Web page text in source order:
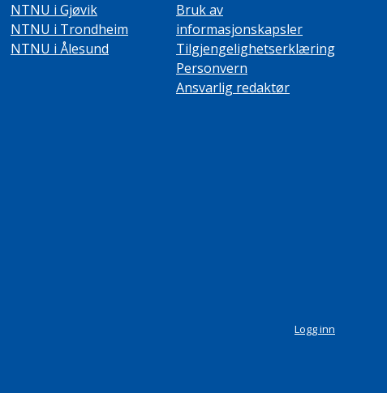
NTNU i Gjøvik
NTNU i Trondheim
NTNU i Ålesund
Bruk av
informasjonskapsler
Tilgjengelighetserklæring
Personvern
Ansvarlig redaktør
Logg inn